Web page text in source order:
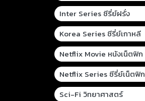
Inter Series ซีรี่ย์ฝรั่ง
Korea Series ซีรี่ย์เกาหลี
Netflix Movie หนังเน็ตฟิก
Netflix Series ซีรี่ย์เน็ตฟิก
Sci-Fi วิทยาศาสตร์